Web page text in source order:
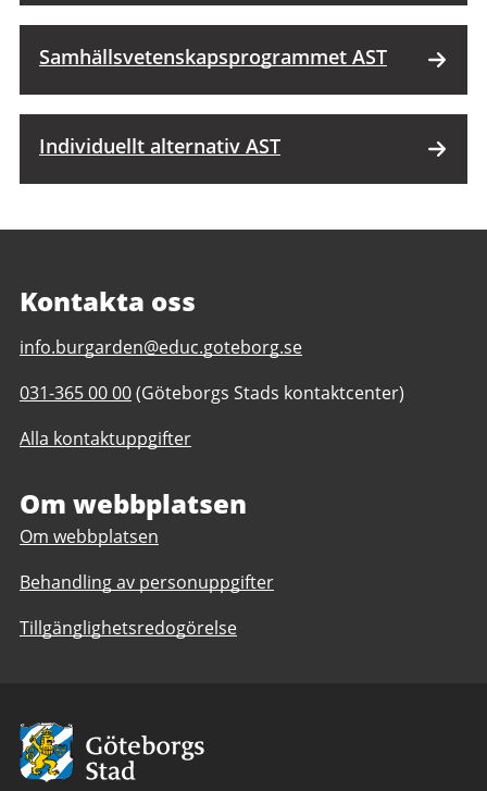
Samhällsvetenskaps­programmet AST
Individuellt alternativ AST
Kontakta oss
E-
till
Burgårdens
gymnasium
info.burgarden@educ.goteborg.se
Telefonnummer
Burgårdens
031-365 00 00(Göteborgs Stads kontaktcenter)
Alla kontaktuppgifter
Om webbplatsen
Om webbplatsen
Behandling av personuppgifter
Tillgänglighetsredogörelse
Avsändare:
Göteborgs